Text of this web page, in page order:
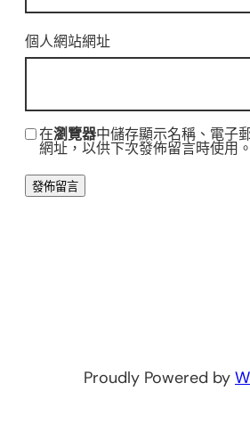
個人網站網址
在瀏覽器中儲存顯示名稱、電子
網址，以供下次發佈留言時使用。
Proudly Powered by